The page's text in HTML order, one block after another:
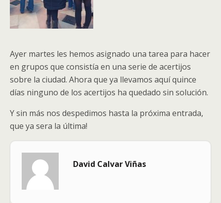
Ayer martes les hemos asignado una tarea para hacer
en grupos que consistía en una serie de acertijos
sobre la ciudad. Ahora que ya llevamos aquí quince
días ninguno de los acertijos ha quedado sin solución.
Y sin más nos despedimos hasta la próxima entrada,
que ya sera la última!
David Calvar Viñas